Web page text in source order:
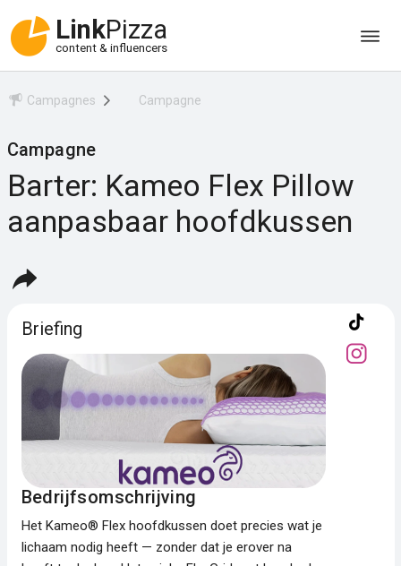
LinkPizza
content & influencers
Campagnes Campagne
Campagne
Barter: Kameo Flex Pillow
aanpasbaar hoofdkussen
Briefing
Bedrijfsomschrijving
Het Kameo® Flex hoofdkussen doet precies wat je
lichaam nodig heeft — zonder dat je erover na